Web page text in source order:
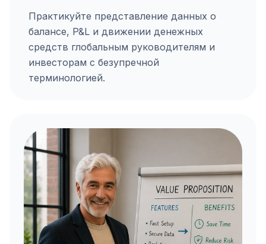
Практикуйте представление данных о
балансе, P&L и движении денежных
средств глобальным руководителям и
инвесторам с безупречной
терминологией.